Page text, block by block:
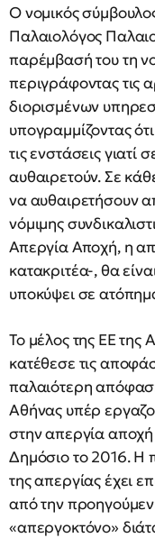
Ο νομικός
Παλαιολόγος
παρέμβασή του τη
περιγράφοντας τις
διορισμένων
υπογραμμίζοντας
τις ενστάσεις γιατί
αυθαιρετούν. Σε
να αυθαιρετήσουν
νόμιμης
Απεργία Αποχή, η
κατακριτέα-, θα
υποκύψει σε
Το μέλος της ΕΕ της
κατέθεσε τις
παλαιότερη
Αθήνας υπέρ
στην απεργία
Δημόσιο το 2016. Η
της απεργίας έχει
από την
«απεργοκτόνο»